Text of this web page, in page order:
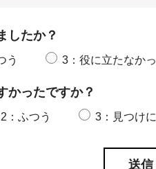
したか？
う 3：役に立たなか
かったですか？
2：ふつう 3：見つけ